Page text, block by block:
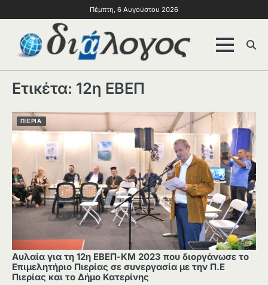
Πέμπτη, 6 Αυγούστου 2026
Ετικέτα: 12η ΕΒΕΠ
ΠΙΕΡΙΑ
Αυλαία για τη 12η ΕΒΕΠ-ΚΜ 2023 που διοργάνωσε το
Επιμελητήριο Πιερίας σε συνεργασία με την Π.Ε
Πιερίας και το Δήμο Κατερίνης